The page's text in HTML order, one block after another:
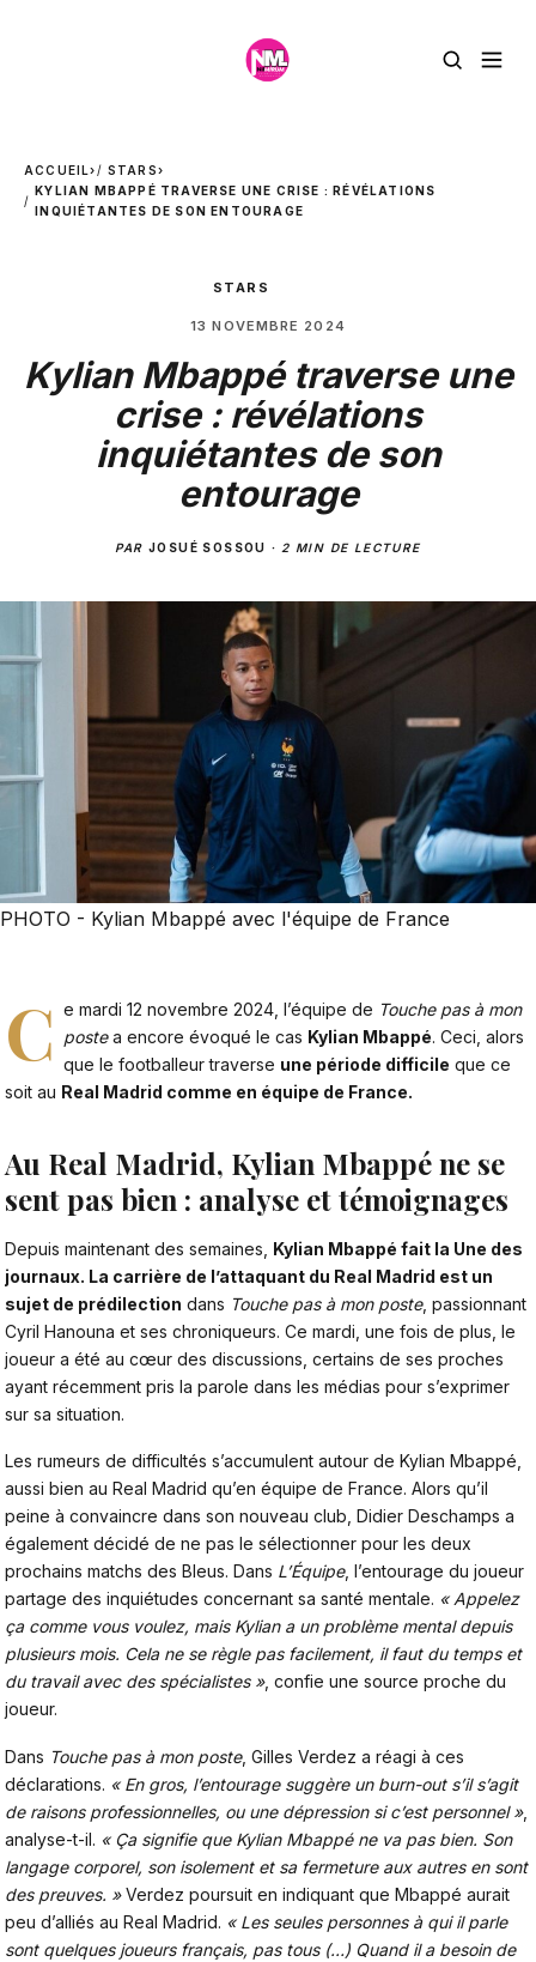
ACCUEIL› STARS›
KYLIAN MBAPPÉ TRAVERSE UNE CRISE : RÉVÉLATIONS
INQUIÉTANTES DE SON ENTOURAGE
STARS
13 NOVEMBRE 2024
Kylian Mbappé traverse une
crise : révélations
inquiétantes de son
entourage
PARJOSUÉ SOSSOU · 2 MIN DE LECTURE
PHOTO - Kylian Mbappé avec l'équipe de France
C e mardi 12 novembre 2024, l’équipe de Touche pas à mon
postea encore évoqué le cas Kylian Mbappé. Ceci, alors
que le footballeur traverse une période difficile que ce
soit au Real Madrid comme en équipe de France.
Au Real Madrid, Kylian Mbappé ne se
sent pas bien : analyse et témoignages
Depuis maintenant des semaines, Kylian Mbappé fait la Une des
journaux. La carrière de l’attaquant du Real Madrid est un
sujet de prédilection dans Touche pas à mon poste, passionnant
Cyril Hanouna et ses chroniqueurs. Ce mardi, une fois de plus, le
joueur a été au cœur des discussions, certains de ses proches
ayant récemment pris la parole dans les médias pour s’exprimer
sur sa situation.
Les rumeurs de difficultés s’accumulent autour de Kylian Mbappé
aussi bien au Real Madrid qu’en équipe de France. Alors qu’il
peine à convaincre dans son nouveau club, Didier Deschamps a
également décidé de ne pas le sélectionner pour les deux
prochains matchs des Bleus. Dans L’Équipe, l’entourage du joueur
partage des inquiétudes concernant sa santé mentale. « Appelez
ça comme vous voulez, mais Kylian a un problème mental depuis
plusieurs mois. Cela ne se règle pas facilement, il faut du temps et
du travail avec des spécialistes », confie une source proche du
joueur.
Dans Touche pas à mon poste, Gilles Verdez a réagi à ces
déclarations. « En gros, l’entourage suggère un burn-out s’il s’agit
de raisons professionnelles, ou une dépression si c’est personnel »,
analyse-t-il. « Ça signifie que Kylian Mbappé ne va pas bien. Son
langage corporel, son isolement et sa fermeture aux autres en sont
des preuves. »Verdez poursuit en indiquant que Mbappé aurait
peu d’alliés au Real Madrid. « Les seules personnes à qui il parle
sont quelques joueurs français, pas tous (…) Quand il a besoin de